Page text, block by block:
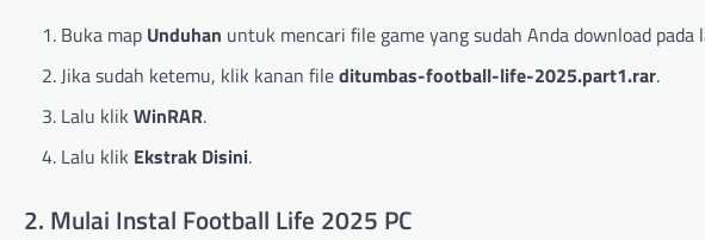
Buka map Unduhan untuk mencari file game yang sudah Anda download pada
Jika sudah ketemu, klik kanan fileditumbas-football-life-2025.part1.rar.
Lalu klik WinRAR.
Lalu klik Ekstrak Disini.
2. Mulai Instal Football Life 2025 PC